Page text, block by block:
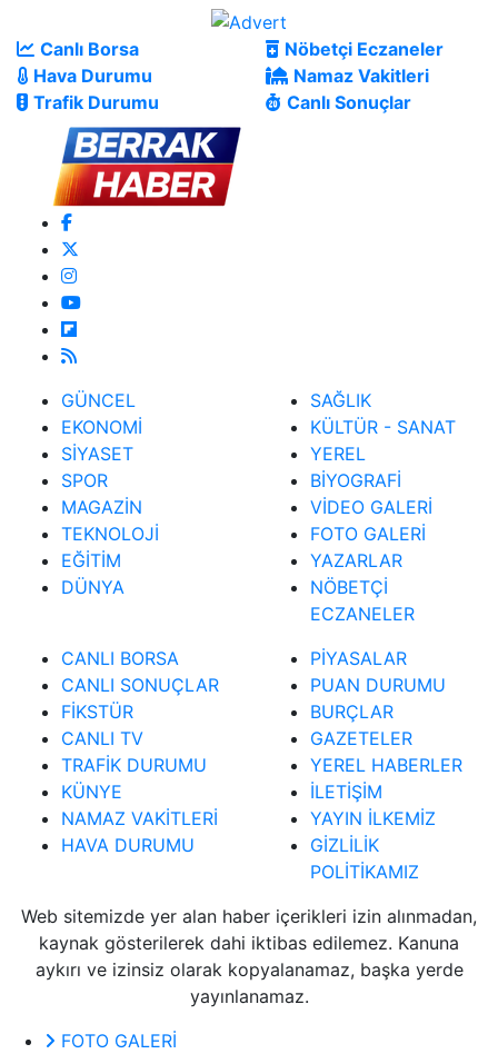
Canlı Borsa
Nöbetçi Eczaneler
Hava Durumu
Namaz Vakitleri
Trafik Durumu
Canlı Sonuçlar
GÜNCEL
EKONOMİ
SİYASET
SPOR
MAGAZİN
TEKNOLOJİ
EĞİTİM
DÜNYA
SAĞLIK
KÜLTÜR - SANAT
YEREL
BİYOGRAFİ
VİDEO GALERİ
FOTO GALERİ
YAZARLAR
NÖBETÇİ
ECZANELER
CANLI BORSA
CANLI SONUÇLAR
FİKSTÜR
CANLI TV
TRAFİK DURUMU
KÜNYE
NAMAZ VAKİTLERİ
HAVA DURUMU
PİYASALAR
PUAN DURUMU
BURÇLAR
GAZETELER
YEREL HABERLER
İLETİŞİM
YAYIN İLKEMİZ
GİZLİLİK
POLİTİKAMIZ
Web sitemizde yer alan haber içerikleri izin alınmadan,
kaynak gösterilerek dahi iktibas edilemez. Kanuna
aykırı ve izinsiz olarak kopyalanamaz, başka yerde
yayınlanamaz.
FOTO GALERİ